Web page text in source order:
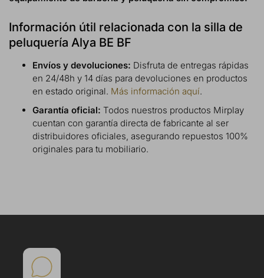
Información útil relacionada con la silla de
peluquería Alya BE BF
Envíos y devoluciones: Disfruta de entregas rápidas
en 24/48h y 14 días para devoluciones en productos
en estado original. Más información aquí.
Garantía oficial: Todos nuestros productos Mirplay
cuentan con garantía directa de fabricante al ser
distribuidores oficiales, asegurando repuestos 100%
originales para tu mobiliario.